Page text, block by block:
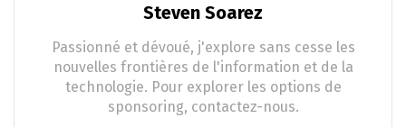
Steven Soarez
Passionné et dévoué, j'explore sans cesse les
nouvelles frontières de l'information et de la
technologie. Pour explorer les options de
sponsoring, contactez-nous.